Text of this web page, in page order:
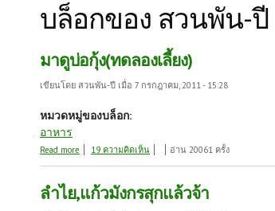
บล็อกของ สวนพัน-ปี
มาดูบ่อกุ้ง(ทดลองเลี้ยง)
เขียนโดย สวนพัน-ปี เมื่อ 7 กรกฎาคม, 2011 - 15:28
หมวดหมู่ของบล็อก:
อาหาร
Read more about มาดูบ่อกุ้ง(ทดลองเลี้ยง)
19 ความคิดเห็น อ่าน 20061 ครั้ง
ลำไย,แก้วมังกรสุกแล้วจ้า